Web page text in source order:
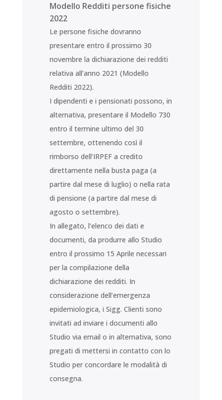
Modello Redditi persone fisiche
2022
Le persone fisiche dovranno
presentare entro il prossimo 30
novembre la dichiarazione dei redditi
relativa all’anno 2021 (Modello
Redditi 2022).
I dipendenti e i pensionati possono, in
alternativa, presentare il Modello 730
entro il termine ultimo del 30
settembre, ottenendo così il
rimborso dell’IRPEF a credito
direttamente nella busta paga (a
partire dal mese di luglio) o nella rata
di pensione (a partire dal mese di
agosto o settembre).
In allegato, l’elenco dei dati e
documenti, da produrre allo Studio
entro il prossimo 15 Aprile necessari
per la compilazione della
dichiarazione dei redditi. In
considerazione dell’emergenza
epidemiologica, i Sigg. Clienti sono
invitati ad inviare i documenti allo
Studio via email o in alternativa, sono
pregati di mettersi in contatto con lo
Studio per concordare le modalità di
consegna.